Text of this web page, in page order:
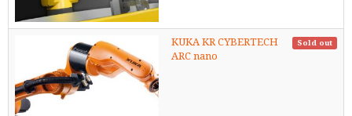
KUKA KR CYBERTECH
ARC nano
Sold out